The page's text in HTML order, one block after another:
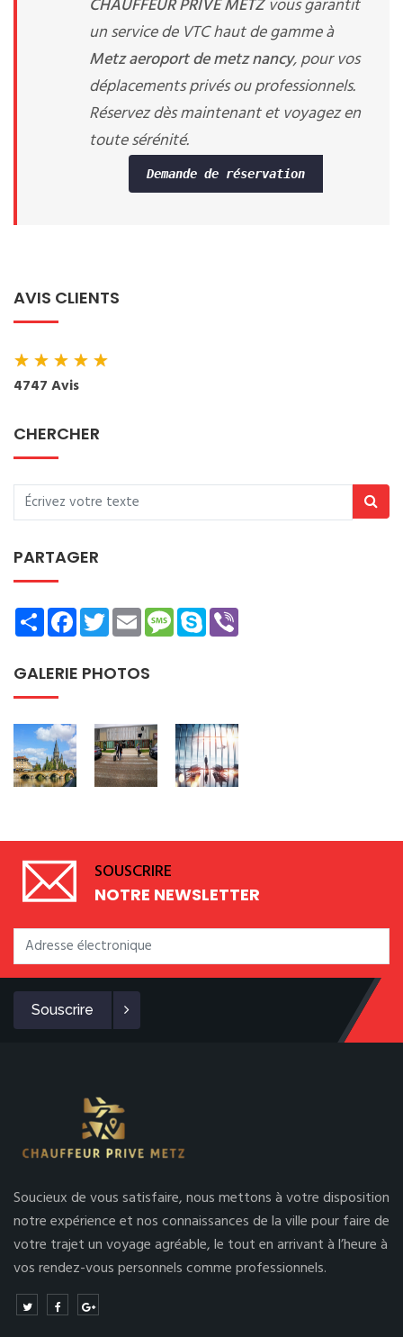
CHAUFFEUR PRIVE METZvous garantit
un service de VTC haut de gamme à
Metz aeroport de metz nancy, pour vos
déplacements privés ou professionnels.
Réservez dès maintenant et voyagez en
toute sérénité.
Demande de réservation
AVIS CLIENTS
★★★★★
4747 Avis
CHERCHER
PARTAGER
ShareFacebookTwitterEmailMessage
Skype
GALERIE PHOTOS
SOUSCRIRE
NOTRE NEWSLETTER
Souscrire
Soucieux de vous satisfaire, nous mettons à votre disposition
notre expérience et nos connaissances de la ville pour faire de
votre trajet un voyage agréable, le tout en arrivant à l’heure à
vos rendez-vous personnels comme professionnels.